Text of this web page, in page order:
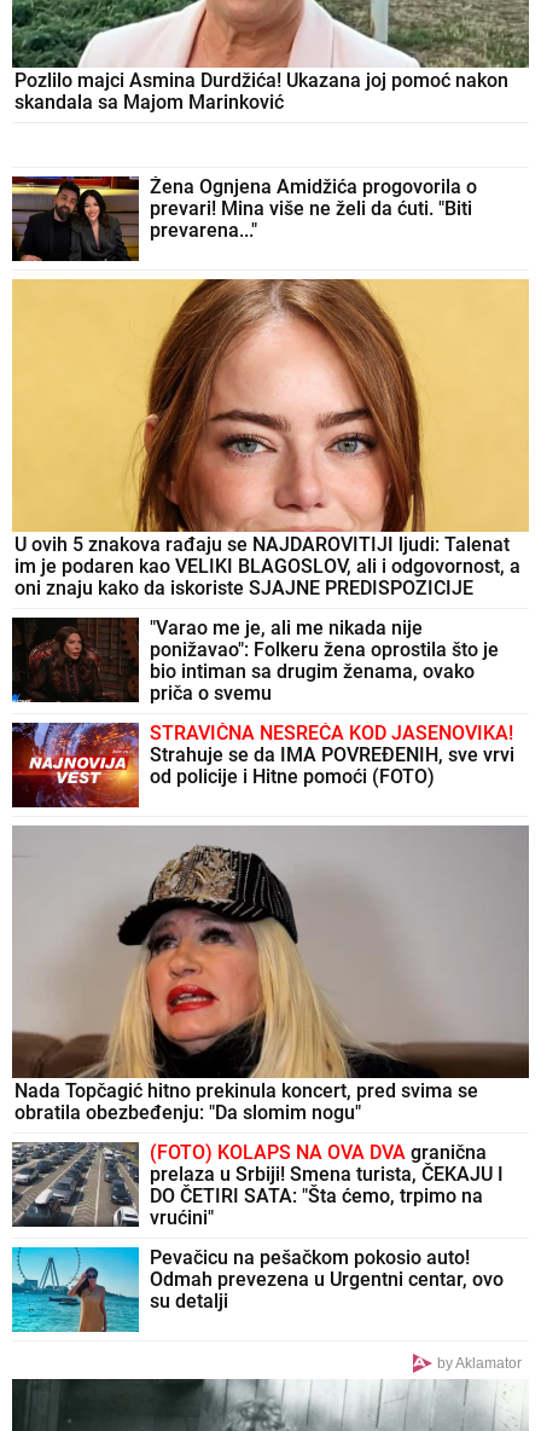
Pozlilo majci Asmina Durdžića! Ukazana joj pomoć nakon
skandala sa Majom Marinković
Žena Ognjena Amidžića progovorila o
prevari! Mina više ne želi da ćuti. "Biti
prevarena..."
U ovih 5 znakova rađaju se NAJDAROVITIJI ljudi: Talenat
im je podaren kao VELIKI BLAGOSLOV, ali i odgovornost, a
oni znaju kako da iskoriste SJAJNE PREDISPOZICIJE
"Varao me je, ali me nikada nije
ponižavao": Folkeru žena oprostila što je
bio intiman sa drugim ženama, ovako
priča o svemu
STRAVIČNA NESREĆA KOD JASENOVIKA!
Strahuje se da IMA POVREĐENIH, sve vrvi
od policije i Hitne pomoći (FOTO)
Nada Topčagić hitno prekinula koncert, pred svima se
obratila obezbeđenju: "Da slomim nogu"
(FOTO) KOLAPS NA OVA DVA granična
prelaza u Srbiji! Smena turista, ČEKAJU I
DO ČETIRI SATA: "Šta ćemo, trpimo na
vrućini"
Pevačicu na pešačkom pokosio auto!
Odmah prevezena u Urgentni centar, ovo
su detalji
by Aklamator